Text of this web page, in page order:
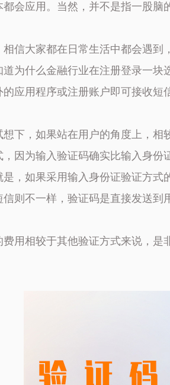
会应用。当然，并不是指一股
信大家都在日常生活中都会遇
为什么金融行业在注册登录一
应用程序或注册账户即可接收
下，如果站在用户的角度上，
因为输入验证码确实比输入身份
，如果采用输入身份证验证方
则不一样，验证码是直接发送
用相较于其他验证方式来说，